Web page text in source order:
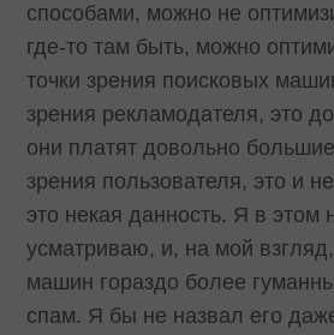
способами, можно не
где-то там быть, можно
точки зрения поисковых
зрения рекламодателя, это
они платят довольно
зрения пользователя, это и
это некая данность. Я в этом
усматриваю, и, на мой
машин гораздо более
спам. Я бы не назвал его